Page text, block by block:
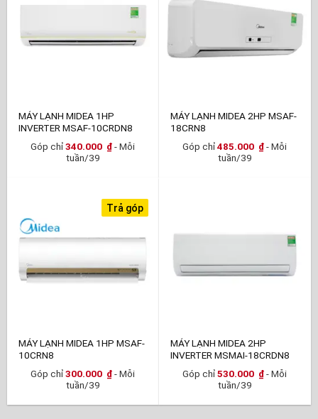
MÁY LẠNH MIDEA 1HP
INVERTER MSAF-10CRDN8
Góp chỉ340.000 ₫ - Mỗi
tuần/39
MÁY LẠNH MIDEA 2HP MSAF-
18CRN8
Góp chỉ485.000 ₫ - Mỗi
tuần/39
Trả góp
MÁY LẠNH MIDEA 1HP MSAF-
10CRN8
Góp chỉ300.000 ₫ - Mỗi
tuần/39
MÁY LẠNH MIDEA 2HP
INVERTER MSMAI-18CRDN8
Góp chỉ530.000 ₫ - Mỗi
tuần/39